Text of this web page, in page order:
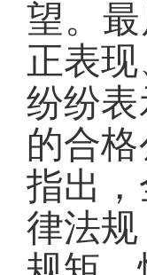
望。
正表
纷纷
的合
指出
律法